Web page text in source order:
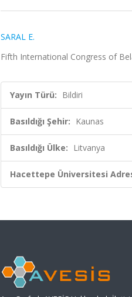
SARAL E.
Fifth International Congress of
Yayın Türü: Bildiri
Basıldığı Şehir: Kaunas
Basıldığı Ülke: Litvanya
Hacettepe Üniversitesi